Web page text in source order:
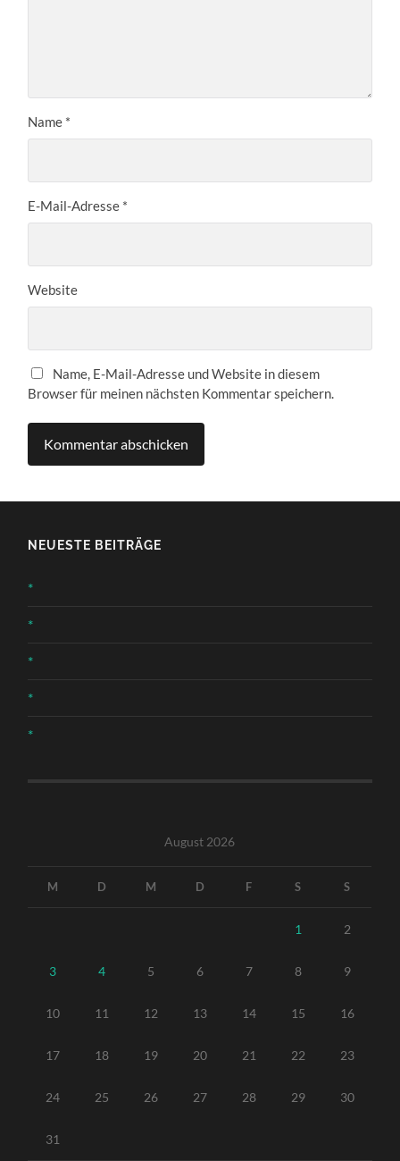
Name *
E-Mail-Adresse *
Website
Name, E-Mail-Adresse und Website in diesem
Browser für meinen nächsten Kommentar speichern.
NEUESTE BEITRÄGE
*
*
*
*
*
August 2026
M D M D F S S
1 2
3 4 5 6 7 8 9
10 11 12 13 14 15 16
17 18 19 20 21 22 23
24 25 26 27 28 29 30
31